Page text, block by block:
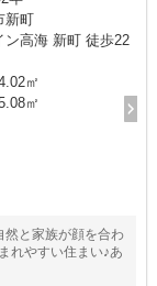
新町
ン高海 新町 徒歩22
㎡
㎡
然と家族が顔を合わ
れやすい住まい♪あ